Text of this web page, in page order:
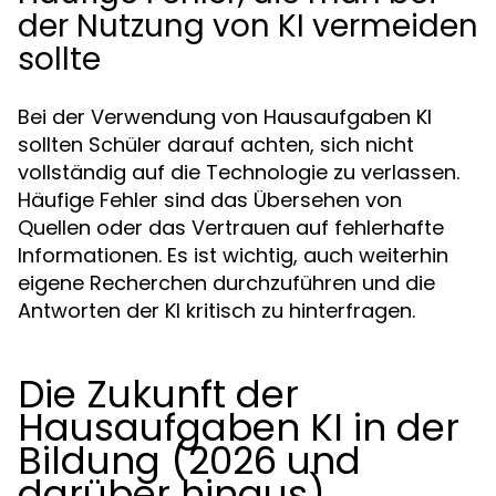
der Nutzung von KI vermeiden
sollte
Bei der Verwendung von Hausaufgaben KI
sollten Schüler darauf achten, sich nicht
vollständig auf die Technologie zu verlassen.
Häufige Fehler sind das Übersehen von
Quellen oder das Vertrauen auf fehlerhafte
Informationen. Es ist wichtig, auch weiterhin
eigene Recherchen durchzuführen und die
Antworten der KI kritisch zu hinterfragen.
Die Zukunft der
Hausaufgaben KI in der
Bildung (2026 und